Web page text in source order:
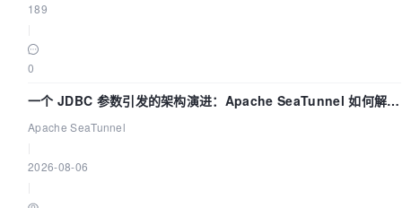
189
0
一个 JDBC 参数引发的架构演进：Apache SeaTunnel 如何解决
数据同步中的“定时 Flush”难题
Apache SeaTunnel
2026-08-06